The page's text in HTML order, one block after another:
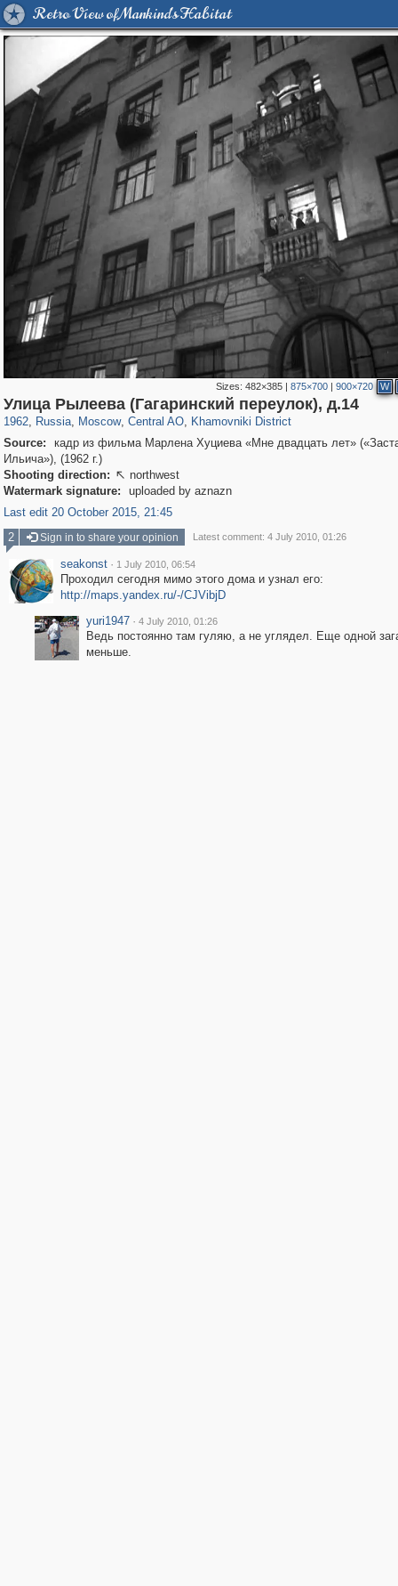
Retro View of Mankind's Habitat
Sizes:482×385 |875×700 |900×720 W
Улица Рылеева (Гагаринский переулок), д.14
1962, Russia
1,407,206 29,248
, Moscow
319,878 8,286
, Central AO
160,019 5,916
, Khamovniki District
19,395 722
Source:
кадр из фильма Марлена Хуциева «Мне двадцать лет»
Ильича»), (1962 г.)
Shooting direction:  northwest
Watermark signature:
uploaded by aznazn
Last edit 20 October 2015, 21:45
2
Sign in to share your opinion Latest comment: 4 July 2010, 01:26
seakonst · 1 July 2010, 06:54
Проходил сегодня мимо этого дома и узнал его:
http://maps.yandex.ru/-/CJVibjD
yuri1947 · 4 July 2010, 01:26
Ведь постоянно там гуляю, а не углядел. Еще одной
меньше.